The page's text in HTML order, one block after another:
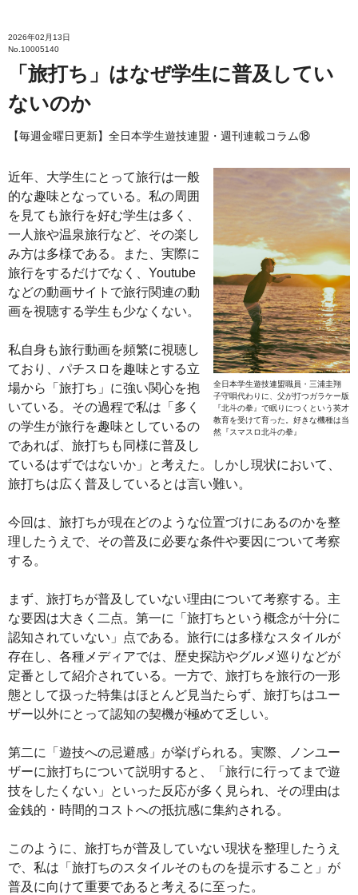
2026年02月13日
No.10005140
「旅打ち」はなぜ学生に普及してい
ないのか
【毎週金曜日更新】全日本学生遊技連盟・週刊連載コラム⑱
全日本学生遊技連盟職員・三浦圭翔
子守唄代わりに、父が打つガラケー版
『北斗の拳』で眠りにつくという英才
教育を受けて育った。好きな機種は当
然『スマスロ北斗の拳』
近年、大学生にとって旅行は一般
的な趣味となっている。私の周囲
を見ても旅行を好む学生は多く、
一人旅や温泉旅行など、その楽し
み方は多様である。また、実際に
旅行をするだけでなく、Youtube
などの動画サイトで旅行関連の動
画を視聴する学生も少なくない。
私自身も旅行動画を頻繁に視聴し
ており、パチスロを趣味とする立
場から「旅打ち」に強い関心を抱
いている。その過程で私は「多く
の学生が旅行を趣味としているの
であれば、旅打ちも同様に普及し
ているはずではないか」と考えた。しかし現状において、
旅打ちは広く普及しているとは言い難い。
今回は、旅打ちが現在どのような位置づけにあるのかを整
理したうえで、その普及に必要な条件や要因について考察
する。
まず、旅打ちが普及していない理由について考察する。主
な要因は大きく二点。第一に「旅打ちという概念が十分に
認知されていない」点である。旅行には多様なスタイルが
存在し、各種メディアでは、歴史探訪やグルメ巡りなどが
定番として紹介されている。一方で、旅打ちを旅行の一形
態として扱った特集はほとんど見当たらず、旅打ちはユー
ザー以外にとって認知の契機が極めて乏しい。
第二に「遊技への忌避感」が挙げられる。実際、ノンユー
ザーに旅打ちについて説明すると、「旅行に行ってまで遊
技をしたくない」といった反応が多く見られ、その理由は
金銭的・時間的コストへの抵抗感に集約される。
このように、旅打ちが普及していない現状を整理したうえ
で、私は「旅打ちのスタイルそのものを提示すること」が
普及に向けて重要であると考えるに至った。